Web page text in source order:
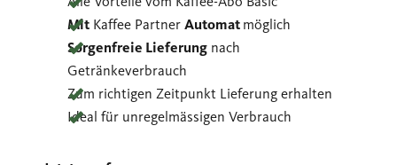
Mit Kaffee PartnerAutomat möglich
Sorgenfreie Lieferung nach
Getränkeverbrauch
Zum richtigen Zeitpunkt Lieferung erhalten
Ideal für unregelmässigen Verbrauch